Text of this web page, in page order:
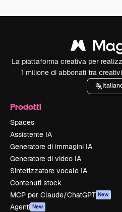
La piattaforma creativa per
1 milione di abbonati tra
Prodotti
Spaces
Assistente IA
Generatore di immagini IA
Generatore di video IA
Sintetizzatore vocale IA
Contenuti stock
MCP per Claude/ChatGPT New
Agenti New